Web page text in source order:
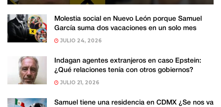
Molestia social en Nuevo León porque Samuel
García suma dos vacaciones en un solo mes
JULIO 24, 2026
Indagan agentes extranjeros en caso Epstein:
¿Qué relaciones tenía con otros gobiernos?
JULIO 21, 2026
Samuel tiene una residencia en CDMX ¿Se nos va